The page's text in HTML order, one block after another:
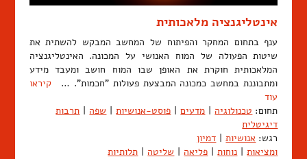
אינטליגנציה מלאכותית
ענף בתחום המחקר והפיתוח של המחשב המבקש להשתית את
שיטות הפעולה של המוח האנושי על המכונה. האינטליגנציה
המלאכותית חוקרת את האופן שבו המוח חושב ומעבד מידע
ומתבוננת במחשב כמכונה המבצעת פעולות "חכמות". …קיראו
עוד
תחום: טכנולוגיה | מדעים | פוסט-אנושיות | שפה | תרבות
דיגיטלית
רגש: אנושיות | דמיון
ומציאות | נוחות | פליאה | שליטה | תלותיות